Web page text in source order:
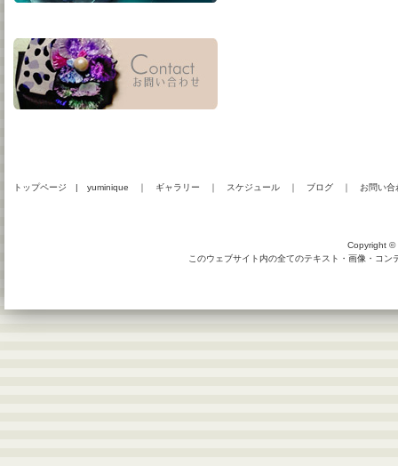
トップページ | yuminique ｜ ギャラリー ｜ スケジュール ｜ ブログ ｜ お問い合
Copyright ©
このウェブサイト内の全てのテキスト・画像・コ